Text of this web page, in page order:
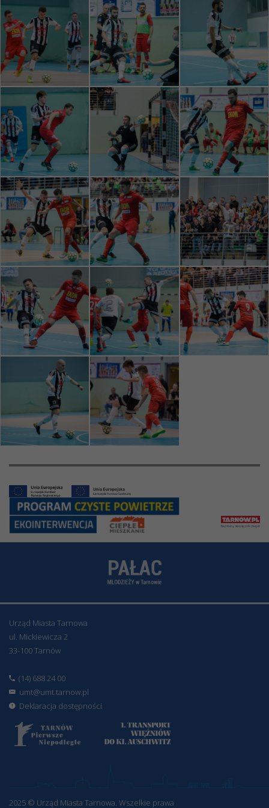
Urząd Miasta Tarnowa
ul. Mickiewicza 2
33-100 Tarnów
(14) 688 24 00
umt@umt.tarnow.pl
Deklaracja dostępności
2025 © Urząd Miasta Tarnowa. Wszelkie prawa